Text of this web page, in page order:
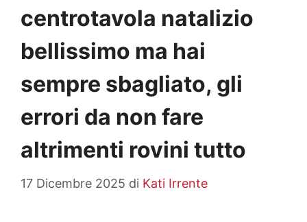
centrotavola natalizio
bellissimo ma hai
sempre sbagliato, gli
errori da non fare
altrimenti rovini tutto
17 Dicembre 2025 di Kati Irrente